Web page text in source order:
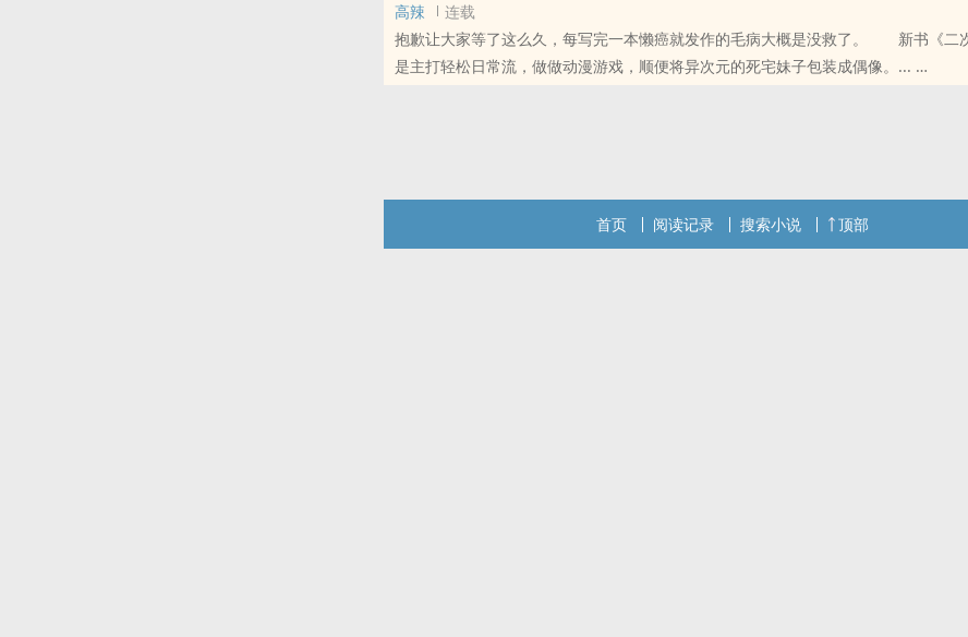
高辣
连载
抱歉让大家等了这么久，每写完一本懒癌就发作的毛病大概是没救了。 新书《二
是主打轻松日常流，做做动漫游戏，顺便将异次元的死宅妹子包装成偶像。...
首页 阅读记录 搜索小说 顶部